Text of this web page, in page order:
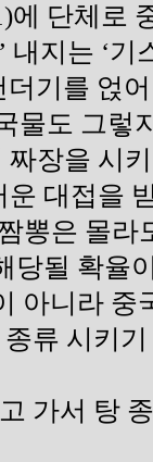
에 단체로
내지는 ‘
기를 얹
물도 그렇
짜장을 시
대접을
뽕은 몰
당될 확율
아니라
류 시키
가서 탕